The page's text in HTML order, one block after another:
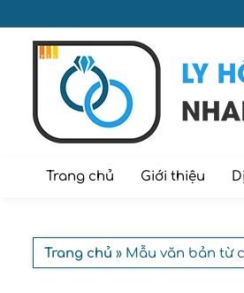
Trang chủ Giới thiệu
Trang chủ » Mẫu văn bản từ